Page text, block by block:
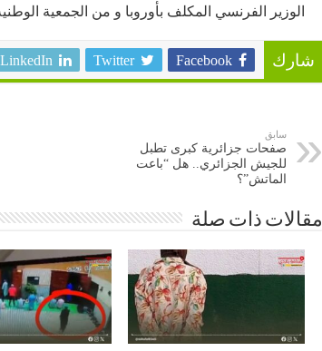
الوزير الفرنسي المكلف بأوروبا و من الجمعية
شارك Facebook
Twitter
LinkedIn
سابق
صفحات جزائرية كبرى تطبل
للجيش الجزائري.. هل “باعت
الماتش”؟
مقالات ذات صلة